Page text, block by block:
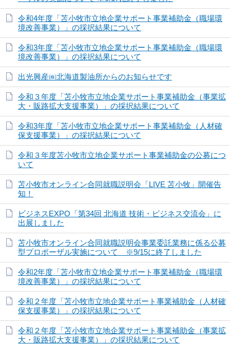
令和4年度「苫小牧市立地企業サポート事業補助金（職場環
境改善事業）」の採択結果について
令和3年度「苫小牧市立地企業サポート事業補助金（職場環
境改善事業）」の採択結果について
出光興産㈱北海道製油所からのお知らせです
令和３年度「苫小牧市立地企業サポート事業補助金（事業拡
大・販路拡大支援事業）」の採択結果について
令和3年度「苫小牧市立地企業サポート事業補助金（人材確
保支援事業）」の採択結果について
令和３年度苫小牧市立地企業サポート事業補助金の公募につ
いて
苫小牧市オンライン合同就職説明会「LIVE 苫小牧」開催告
知！
ビジネスEXPO「第34回 北海道 技術・ビジネス交流会」に
出展しました
苫小牧市オンライン合同就職説明会事業委託業務に係る公募
型プロポーザル実施について ※9/15に終了しました
令和2年度「苫小牧市立地企業サポート事業補助金（職場環
境改善事業）」の採択結果について
令和２年度「苫小牧市立地企業サポート事業補助金（人材確
保支援事業）」の採択結果について
令和２年度「苫小牧市立地企業サポート事業補助金（事業拡
大・販路拡大支援事業）」の採択結果について